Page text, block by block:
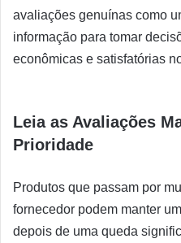
avaliações genuínas como
informação para tomar
econômicas e satisfatórias
Leia as Avaliações
Prioridade
Produtos que passam por
fornecedor podem manter
depois de uma queda